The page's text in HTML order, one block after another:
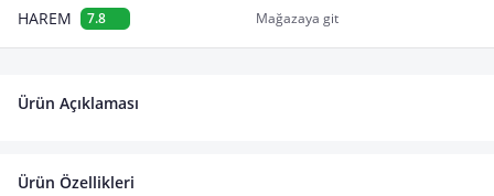
HAREM 7.8 Mağazaya git
Ürün Açıklaması
Ürün Özellikleri